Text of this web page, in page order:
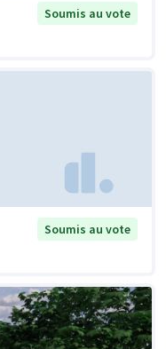
Soumis au vote
Soumis au vote